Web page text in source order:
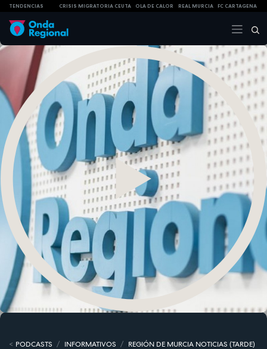
TENDENCIAS CRISIS MIGRATORIA CEUTA OLA DE CALOR REAL MURCIA FC CARTAGENA
PODCASTS INFORMATIVOS REGIÓN DE MURCIA NOTICIAS (TARDE)